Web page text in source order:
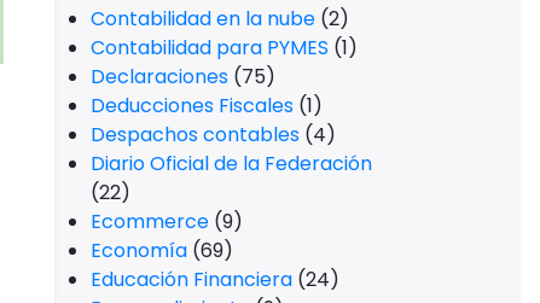
Contabilidad en la nube (2)
Contabilidad para PYMES (1)
Declaraciones (75)
Deducciones Fiscales (1)
Despachos contables (4)
Diario Oficial de la Federación
(22)
Ecommerce (9)
Economía (69)
Educación Financiera (24)